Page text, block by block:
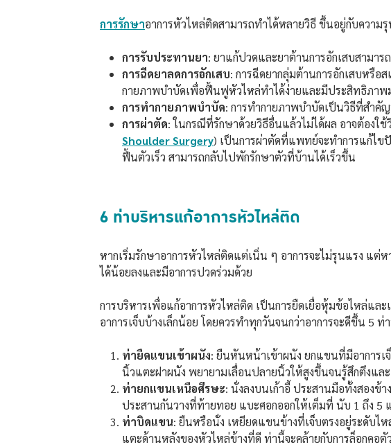
การรักษาอาการหัวไหล่ติดสามารถทำได้หลายวิธี ขึ้นอยู่กับความ
การรับประทานยา: ยาแก้ปวดและยาต้านการอักเสบสามาร
การฉีดยาลดการอักเสบ: การฉีดยากลุ่มต้านการอักเสบหรือ
กายภาพบำบัดเพื่อฟื้นฟูหัวไหล่ทำได้ง่ายและมีประสิทธิภาพ
การทำกายภาพบำบัด: การทำกายภาพบำบัดเป็นวิธีที่สำคั
การผ่าตัด: ในกรณีที่รักษาด้วยวิธีอื่นแล้วไม่ได้ผล อาจต้องใ
Shoulder Surgery) เป็นการผ่าตัดที่แพทย์จะทำการแก้ไข
ฟื้นตัวเร็ว สามารถกลับไปพักรักษาตัวที่บ้านได้เร็วขึ้น
6 ท่าบริหารแก้อาการหัวไหล่ติด
หากเริ่มรักษาอาการหัวไหล่ติดแต่เนิ่น ๆ อาการจะไม่รุนแรง แ
ได้น้อยลงและมีอาการปวดร่วมด้วย
การบริหารเพื่อแก้อาการหัวไหล่ติด เป็นการยืดเยื่อหุ้มข้อไหล่แล
อาการเจ็บบ้างเล็กน้อย โดยควรทำทุกวันจนกว่าอาการจะดีขึ้น 5
ท่ายืดแขนเข้าผนัง: ยืนหันหน้าเข้าผนัง ยกแขนที่มีอาการเ
นิ้วแตะฝาผนัง พยายามเลื่อนปลายนิ้วให้สูงขึ้นจนรู้สึกตึงแล
ท่ายกแขนเหนือศีรษะ: นั่งลงบนเก้าอี้ ประสานมือทั้งสองข้
ประสานกันวางที่ท้ายทอย แบะศอกออกให้เต็มที่ นับ 1 ถึง 5
ท่าบิดแขน: ยืนหรือนั่ง เหยียดแขนข้างที่เจ็บตรงอยู่ระดับไ
แตะด้านหลังของหัวไหล่ข้างที่ดี ท่านี้จะคล้ายกับการล็อกคอตั